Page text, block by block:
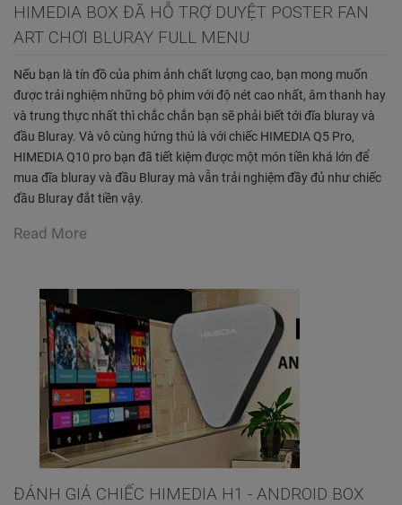
HIMEDIA BOX ĐÃ HỖ TRỢ DUYỆT POSTER FAN
ART CHƠI BLURAY FULL MENU
Nếu bạn là tín đồ của phim ảnh chất lượng cao, bạn mong muốn
được trải nghiệm những bộ phim với độ nét cao nhất, âm thanh hay
và trung thực nhất thì chắc chắn bạn sẽ phải biết tới đĩa bluray và
đầu Bluray. Và vô cùng hứng thú là với chiếc HIMEDIA Q5 Pro,
HIMEDIA Q10 pro bạn đã tiết kiệm được một món tiền khá lớn để
mua đĩa bluray và đầu Bluray mà vẫn trải nghiệm đầy đủ như chiếc
đầu Bluray đắt tiền vậy.
Read More
ĐÁNH GIÁ CHIẾC HIMEDIA H1 - ANDROID BOX